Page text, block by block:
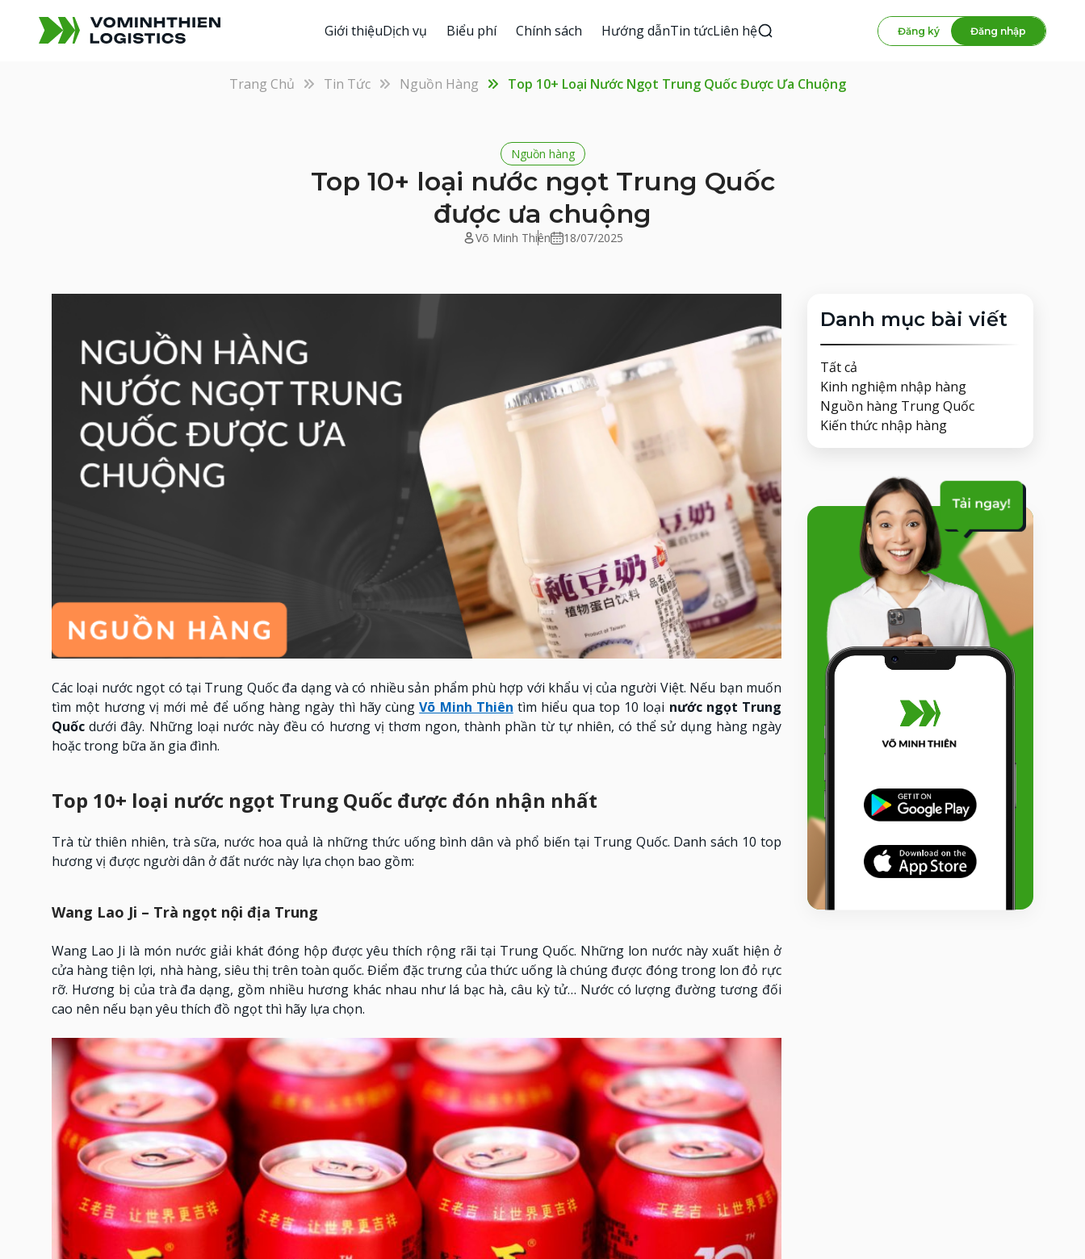
Giới thiệuDịch vụ Biểu phí Chính sách Hướng dẫnTin tứcLiên hệ Đăng ký Đăng nhập
Trang Chủ Tin Tức Nguồn Hàng Top 10+ Loại Nước Ngọt Trung Quốc Được Ưa Chuộng
Nguồn hàng
Top 10+ loại nước ngọt Trung Quốc
được ưa chuộng
Võ Minh Thiên 18/07/2025
Các loại nước ngọt có tại Trung Quốc đa dạng và có nhiều sản phẩm phù hợp với khẩu vị của người Việt. Nếu bạn muốn
tìm một hương vị mới mẻ để uống hàng ngày thì hãy cùngVõ Minh Thiên tìm hiểu qua top 10 loại nước ngọt Trung
Quốc dưới đây. Những loại nước này đều có hương vị thơm ngon, thành phần từ tự nhiên, có thể sử dụng hàng ngày
hoặc trong bữa ăn gia đình.
Top 10+ loại nước ngọt Trung Quốc được đón nhận nhất
Trà từ thiên nhiên, trà sữa, nước hoa quả là những thức uống bình dân và phổ biến tại Trung Quốc. Danh sách 10 top
hương vị được người dân ở đất nước này lựa chọn bao gồm:
Wang Lao Ji – Trà ngọt nội địa Trung
Wang Lao Ji là món nước giải khát đóng hộp được yêu thích rộng rãi tại Trung Quốc. Những lon nước này xuất hiện ở
cửa hàng tiện lợi, nhà hàng, siêu thị trên toàn quốc. Điểm đặc trưng của thức uống là chúng được đóng trong lon đỏ rực
rỡ. Hương bị của trà đa dạng, gồm nhiều hương khác nhau như lá bạc hà, câu kỳ tử… Nước có lượng đường tương đối
cao nên nếu bạn yêu thích đồ ngọt thì hãy lựa chọn.
Danh mục bài viết
Tất cả
Kinh nghiệm nhập hàng
Nguồn hàng Trung Quốc
Kiến thức nhập hàng